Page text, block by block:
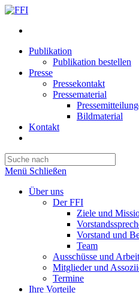
Publikation
Publikation bestellen
Presse
Pressekontakt
Pressematerial
Bildmaterial
Kontakt
umschalten
Escape
search
panel.
Menü Schließen
Über uns
Der FFI
Ziele und
Vorstand und
Team
Ausschüsse und
Mitglieder und
Termine
Ihre Vorteile